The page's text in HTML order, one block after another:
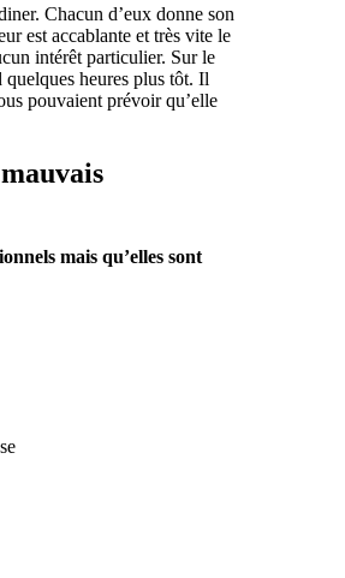
Chacun d’eux donne son
est accablante et très vite le
intérêt particulier. Sur le
quelques heures plus tôt. Il
pouvaient prévoir qu’elle
mais qu’elles sont